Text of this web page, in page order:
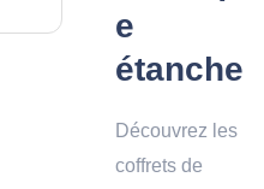
e
étanche
Découvrez les
coffrets de